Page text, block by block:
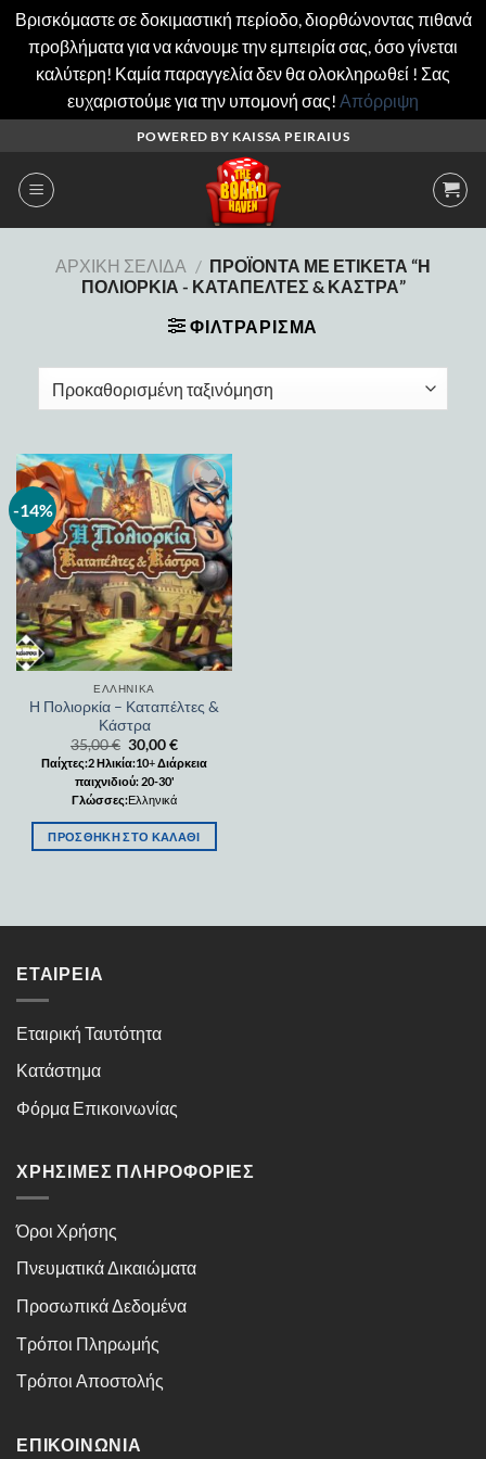
Βρισκόμαστε σε δοκιμαστική περίοδο, διορθώνοντας πιθανά
προβλήματα για να κάνουμε την εμπειρία σας, όσο γίνεται
καλύτερη! Καμία παραγγελία δεν θα ολοκληρωθεί ! Σας
ευχαριστούμε για την υπομονή σας! Απόρριψη
περιεχόμενο
POWERED BY KAISSA PEIRAIUS
ΑΡΧΙΚΉ ΣΕΛΊΔΑ / ΠΡΟΪΌΝΤΑ ΜΕ ΕΤΙΚΈΤΑ “Η
ΠΟΛΙΟΡΚΊΑ - ΚΑΤΑΠΈΛΤΕΣ & ΚΆΣΤΡΑ”
ΦΙΛΤΡΆΡΙΣΜΑ
-14%
Add to
wishlist
ΕΛΛΗΝΙΚΆ
Η Πολιορκία – Καταπέλτες &
Κάστρα
35,00€ 30,00€
Παίχτες:2Ηλικία:10+Διάρκεια
παιχνιδιού: 20-30'
Γλώσσες:Ελληνικά
ΠΡΟΣΘΉΚΗ ΣΤΟ ΚΑΛΆΘΙ
ΕΤΑΙΡΕΊΑ
Εταιρική Ταυτότητα
Κατάστημα
Φόρμα Επικοινωνίας
ΧΡΉΣΙΜΕΣ ΠΛΗΡΟΦΟΡΊΕΣ
Όροι Χρήσης
Πνευματικά Δικαιώματα
Προσωπικά Δεδομένα
Τρόποι Πληρωμής
Τρόποι Αποστολής
ΕΠΙΚΟΙΝΩΝΊΑ